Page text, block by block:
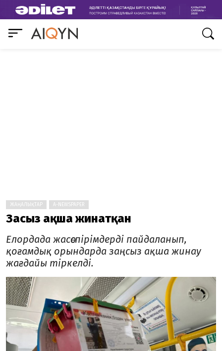
ЖАҢАЛЫҚТАР A-NEWSPAPER
Заңсыз ақша жинатқан
Елордада жасөспірімдерді пайдаланып,
қоғамдық орындарда заңсыз ақша жинау
жағдайы тіркелді.